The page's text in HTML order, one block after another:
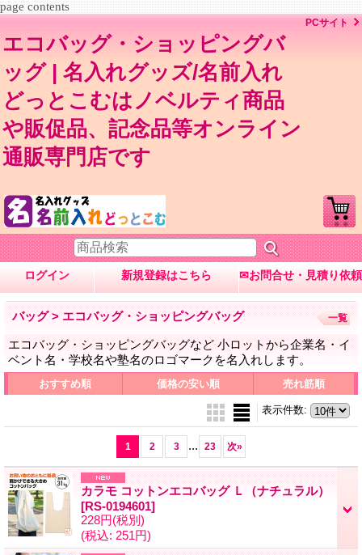
page contents
エコバッグ・ショッピングバ
ッグ | 名入れグッズ/名前入れ
どっとこむはノベルティ商品
や販促品、記念品等オンライン
通販専門店です
PCサイト
ログイン 新規登録はこちら ✉お問合せ・見積り依頼
バッグ > エコバッグ・ショッピングバッグ
エコバッグ・ショッピングバッグなど 小ロットから企業名・イ
ベント名・学校名や塾名のロゴマークを名入れします。
一覧
おすすめ順 価格の安い順 売れ筋順
表示件数:
1 2 3 ... 23 次»
カラモ コットンエコバッグ Ｌ（ナチュラル）
[RS-0194601]
228円(税別)
(税込: 251円)